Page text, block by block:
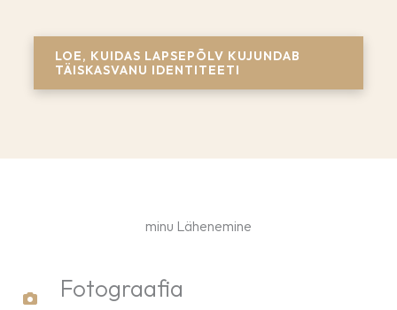
LOE, KUIDAS LAPSEPÕLV KUJUNDAB
TÄISKASVANU IDENTITEETI
minu Lähenemine
Fotograafia